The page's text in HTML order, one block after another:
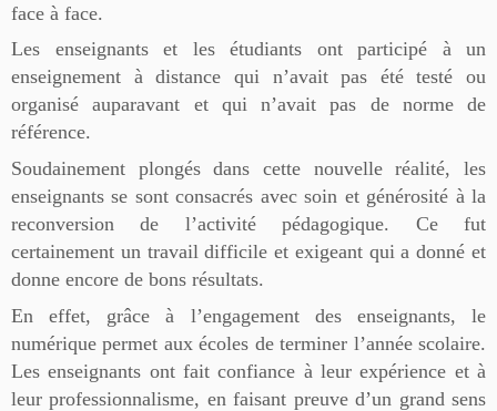
face à face.
Les enseignants et les étudiants ont participé à un
enseignement à distance qui n’avait pas été testé ou
organisé auparavant et qui n’avait pas de norme de
référence.
Soudainement plongés dans cette nouvelle réalité, les
enseignants se sont consacrés avec soin et générosité à la
reconversion de l’activité pédagogique. Ce fut
certainement un travail difficile et exigeant qui a donné et
donne encore de bons résultats.
En effet, grâce à l’engagement des enseignants, le
numérique permet aux écoles de terminer l’année scolaire.
Les enseignants ont fait confiance à leur expérience et à
leur professionnalisme, en faisant preuve d’un grand sens